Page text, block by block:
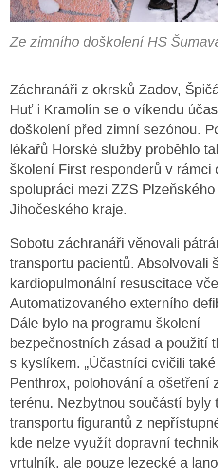
Ze zimního doškolení HS
Záchranáři z okrsků Zadov,
Huť i Kramolín se o víkendu
doškolení před zimní sezónou.
lékařů Horské služby proběhlo
školení First responderů v rámci
spolupráci mezi ZZS Plzeňského
Jihočeského kraje.
Sobotu záchranáři věnovali
transportu pacientů. Absolvovali
kardiopulmonální resuscitace
Automatizovaného externího
Dále bylo na programu školení
bezpečnostních zásad a použití
s kyslíkem. „Účastníci cvičili
Penthrox, polohování a ošetření
terénu. Nezbytnou součástí byly
transportu figurantů z
kde nelze využít dopravní
vrtulník, ale pouze lezecké a